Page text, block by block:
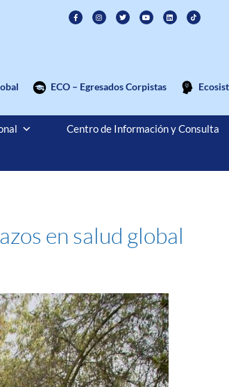
ECO – Egresados Corpistas
Centro de Información y Consulta
en salud global